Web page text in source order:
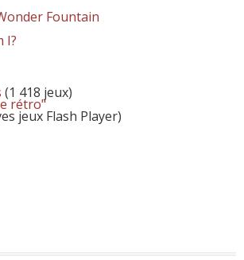
Fountain
I?
(1 418 jeux)
rétro"
jeux Flash Player)